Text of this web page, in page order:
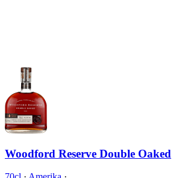
Woodford Reserve Double Oaked